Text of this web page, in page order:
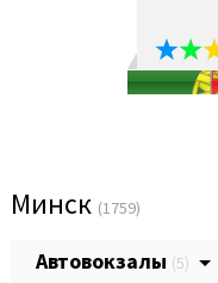
Минск (1759)
Автовокзалы (5)